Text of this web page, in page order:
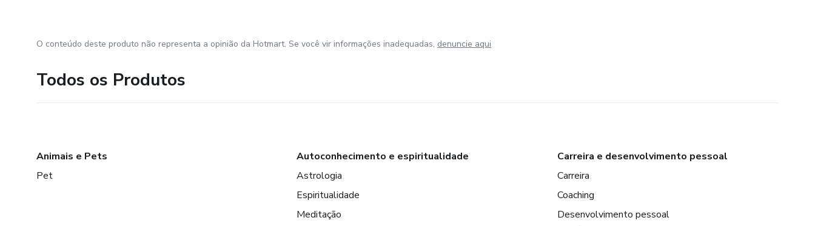
O conteúdo deste produto não representa a opinião da Hotmart. Se você vir informações inadequadas, denuncie aqui
Todos os Produtos
Animais e Pets
Pet
Autoconhecimento e espiritualidade
Astrologia
Espiritualidade
Meditação
Carreira e desenvolvimento pessoal
Carreira
Coaching
Desenvolvimento pessoal